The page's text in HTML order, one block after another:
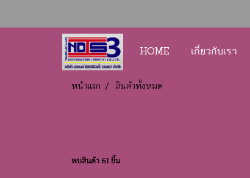
HOME เกี่ยวกับเรา
หน้าแรก สินค้าทั้งหมด
พบสินค้า 61 ชิ้น